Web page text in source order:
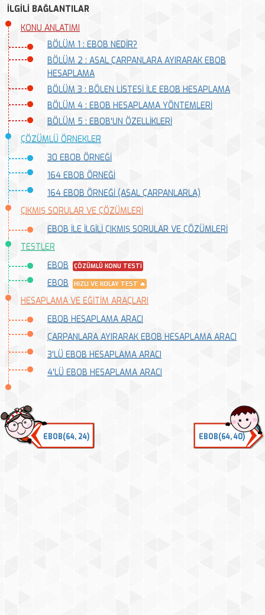
EBOB(64, 24) EBOB(64, 40)
İLGİLİ BAĞLANTILAR
KONU ANLATIMI
BÖLÜM 1 : EBOB NEDİR?
BÖLÜM 2 : ASAL ÇARPANLARA AYIRARAK EBOB
HESAPLAMA
BÖLÜM 3 : BÖLEN LİSTESİ İLE EBOB HESAPLAMA
BÖLÜM 4 : EBOB HESAPLAMA YÖNTEMLERİ
BÖLÜM 5 : EBOB'UN ÖZELLİKLERİ
ÇÖZÜMLÜ ÖRNEKLER
30 EBOB ÖRNEĞİ
164 EBOB ÖRNEĞİ
164 EBOB ÖRNEĞİ (ASAL ÇARPANLARLA)
ÇIKMIŞ SORULAR VE ÇÖZÜMLERİ
EBOB İLE İLGİLİ ÇIKMIŞ SORULAR VE ÇÖZÜMLERİ
TESTLER
EBOB
ÇÖZÜMLÜ KONU TESTİ
EBOB HIZLI VE KOLAY TEST 🔥
HESAPLAMA VE EĞİTİM ARAÇLARI
EBOB HESAPLAMA ARACI
ÇARPANLARA AYIRARAK EBOB HESAPLAMA ARACI
3'LÜ EBOB HESAPLAMA ARACI
4'LÜ EBOB HESAPLAMA ARACI